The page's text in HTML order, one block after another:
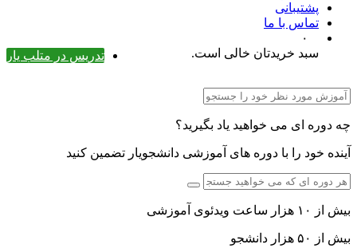
پشتیبانی
تماس با ما
۰
تدریس در متلب یار
سبد خریدتان خالی است.
چه دوره ای می خواهید یاد بگیرید؟
آینده خود را با دوره های آموزشی دانشجویار تضمین کنید
بیش از ۱۰ هزار ساعت ویدئوی آموزشی
بیش از ۵۰ هزار دانشجو